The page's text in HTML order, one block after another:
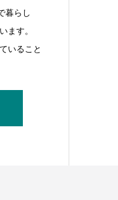
暮らし
ます。
いること